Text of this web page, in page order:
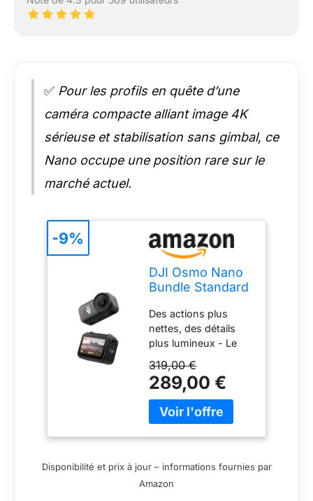
✅ Pour les profils en quête d’une
caméra compacte alliant image 4K
sérieuse et stabilisation sans gimbal, ce
Nano occupe une position rare sur le
marché actuel.
DJI Osmo Nano
Bundle Standard
4K à Porter,
capteur 1/1,3″
Des actions plus
nettes, des détails
plus lumineux - Le
l’Osmo Nano capte
plus de lumière pour
des images nettes et
éclatantes. Parfaite
même en basse
scènes d’action
319,00 €
289,00 €
-9%
Disponibilité et prix à jour – informations fournies par
Amazon